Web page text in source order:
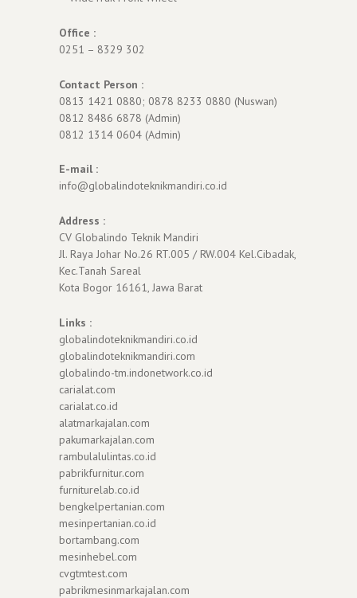
Office :
0251 – 8329 302
Contact Person :
0813 1421 0880; 0878 8233 0880 (Nuswan)
0812 8486 6878 (Admin)
0812 1314 0604 (Admin)
E-mail :
info@globalindoteknikmandiri.co.id
Address :
CV Globalindo Teknik Mandiri
Jl. Raya Johar No.26 RT.005 / RW.004 Kel.Cibadak,
Kec.Tanah Sareal
Kota Bogor 16161, Jawa Barat
Links :
globalindoteknikmandiri.co.id
globalindoteknikmandiri.com
globalindo-tm.indonetwork.co.id
carialat.com
carialat.co.id
alatmarkajalan.com
pakumarkajalan.com
rambulalulintas.co.id
pabrikfurnitur.com
furniturelab.co.id
bengkelpertanian.com
mesinpertanian.co.id
bortambang.com
mesinhebel.com
cvgtmtest.com
pabrikmesinmarkajalan.com